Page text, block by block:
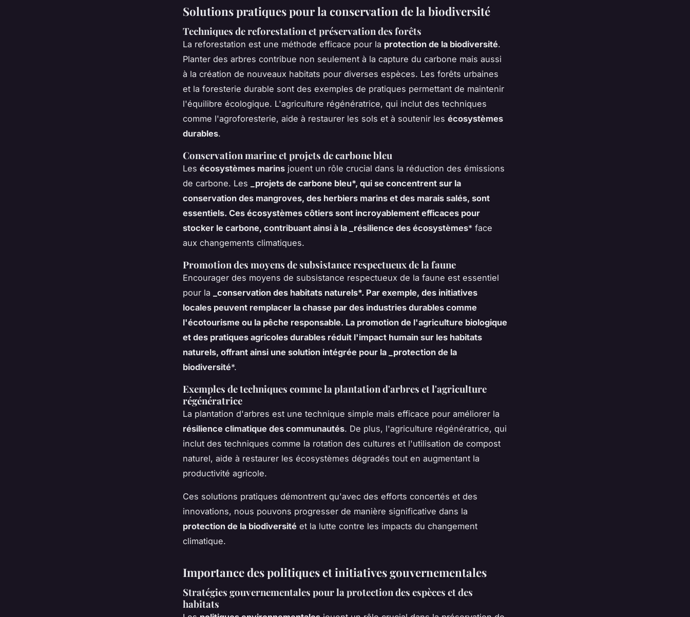
Solutions pratiques pour la conservation de la biodiversité
Techniques de reforestation et préservation des forêts
La reforestation est une méthode efficace pour la protection de la biodiversité.
Planter des arbres contribue non seulement à la capture du carbone mais aussi
à la création de nouveaux habitats pour diverses espèces. Les forêts urbaines
et la foresterie durable sont des exemples de pratiques permettant de maintenir
l'équilibre écologique. L'agriculture régénératrice, qui inclut des techniques
comme l'agroforesterie, aide à restaurer les sols et à soutenir les écosystèmes
durables.
Conservation marine et projets de carbone bleu
Les écosystèmes marins jouent un rôle crucial dans la réduction des émissions
de carbone. Les
_projets de carbone bleu*, qui se concentrent sur la
conservation des mangroves, des herbiers marins et des marais salés, sont
essentiels. Ces écosystèmes côtiers sont incroyablement efficaces pour
stocker le carbone, contribuant ainsi à la _résilience des écosystèmes* face
aux changements climatiques.
Promotion des moyens de subsistance respectueux de la faune
Encourager des moyens de subsistance respectueux de la faune est essentiel
pour la
_conservation des habitats naturels*. Par exemple, des initiatives
locales peuvent remplacer la chasse par des industries durables comme
l'écotourisme ou la pêche responsable. La promotion de l'agriculture biologique
et des pratiques agricoles durables réduit l'impact humain sur les habitats
naturels, offrant ainsi une solution intégrée pour la _protection de la
biodiversité*.
Exemples de techniques comme la plantation d'arbres et l'agriculture
régénératrice
La plantation d'arbres est une technique simple mais efficace pour améliorer la
résilience climatique des communautés. De plus, l'agriculture régénératrice, qui
inclut des techniques comme la rotation des cultures et l'utilisation de compost
naturel, aide à restaurer les écosystèmes dégradés tout en augmentant la
productivité agricole.
Ces solutions pratiques démontrent qu'avec des efforts concertés et des
innovations, nous pouvons progresser de manière significative dans la
protection de la biodiversité et la lutte contre les impacts du changement
climatique.
Importance des politiques et initiatives gouvernementales
Stratégies gouvernementales pour la protection des espèces et des
habitats